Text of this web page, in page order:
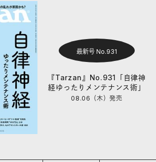
最新号 No.931
『Tarzan』No.931「自律神
経ゆったりメンテナンス術」
08.06（木）発売